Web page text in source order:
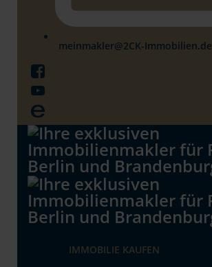
meinmakler@2CK-Immobilien.de
IMMOBILIE KAUFEN